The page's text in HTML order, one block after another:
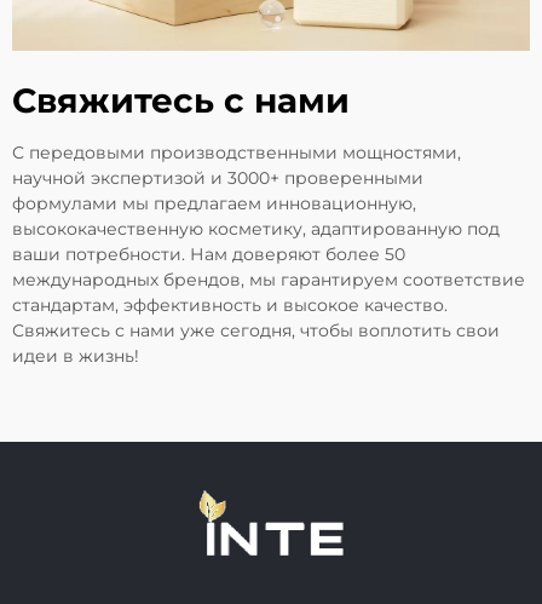
Свяжитесь с нами
С передовыми производственными мощностями,
научной экспертизой и 3000+ проверенными
формулами мы предлагаем инновационную,
высококачественную косметику, адаптированную под
ваши потребности. Нам доверяют более 50
международных брендов, мы гарантируем соответствие
стандартам, эффективность и высокое качество.
Свяжитесь с нами уже сегодня, чтобы воплотить свои
идеи в жизнь!